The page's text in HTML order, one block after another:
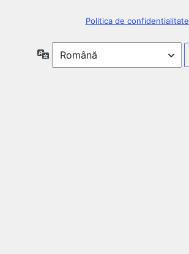
Politica de confidentialitate
Limbă